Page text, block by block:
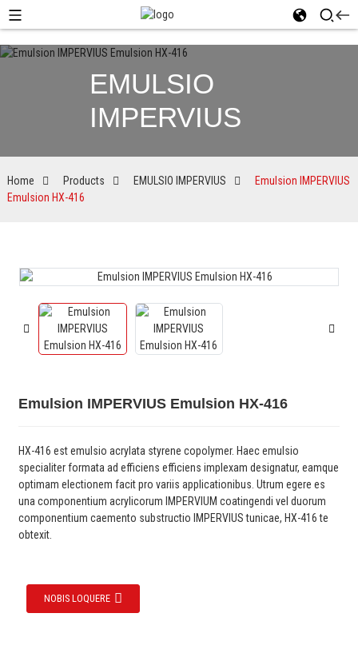
EMULSIO
IMPERVIUS
Home Products EMULSIO IMPERVIUS
Emulsion IMPERVIUS
Emulsion HX-416
Emulsion IMPERVIUS Emulsion HX-416
HX-416 est emulsio acrylata styrene copolymer. Haec emulsio
specialiter formata ad efficiens efficiens implexam designatur, eamque
optimam electionem facit pro variis applicationibus. Utrum egere es
una componentium acrylicorum IMPERVIUM coatingendi vel duorum
componentium caemento substructio IMPERVIUS tunicae, HX-416 te
obtexit.
NOBIS LOQUERE